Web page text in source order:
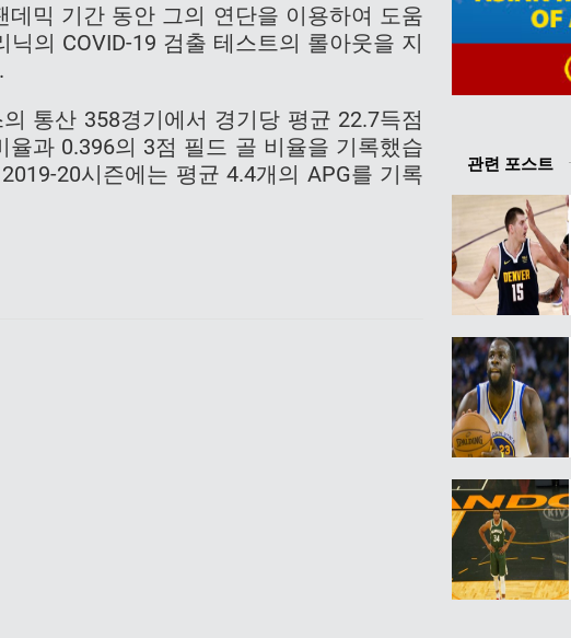
믹 기간 동안 그의 연단을 이용하여 도움
의 COVID-19 검출 테스트의 롤아웃을 지
통산 358경기에서 경기당 평균 22.7득점
과 0.396의 3점 필드 골 비율을 기록했습
20시즌에는 평균 4.4개의 APG를 기록
관련 포스트